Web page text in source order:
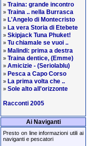
» Traina: grande incontro
» Traina .. nella Burrasca
» L'Angelo di Montecristo
» La vera Storia di Etebete
» Skipjack Tuna Phuket!
» Tu chiamale se vuoi ..
» Malindi: prima a destra
» Traina dentice, (Emme)
» Amicizie - (Seriolablu)
» Pesca a Capo Corso
» La prima volta che ..
» Sole alto all'orizzonte
Racconti 2005
Ai Naviganti
Presto on line informazioni utili ai
naviganti e pescatori